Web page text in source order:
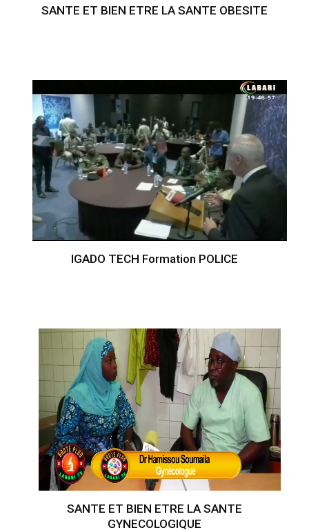
SANTE ET BIEN ETRE LA SANTE OBESITE
IGADO TECH Formation POLICE
SANTE ET BIEN ETRE LA SANTE
GYNECOLOGIQUE